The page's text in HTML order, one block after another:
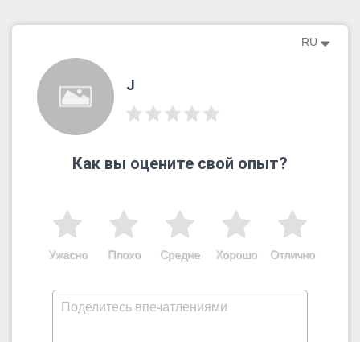
RU
J
Как вы оцените свой опыт?
Отлично
Хорошо
Средне
Плохо
Ужасно